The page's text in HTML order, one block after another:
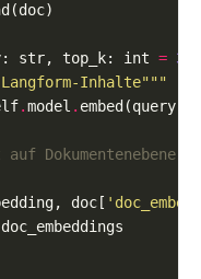
str, top_k: int = 3
Inhalte"""
.model .
Dokumentenebene
doc[